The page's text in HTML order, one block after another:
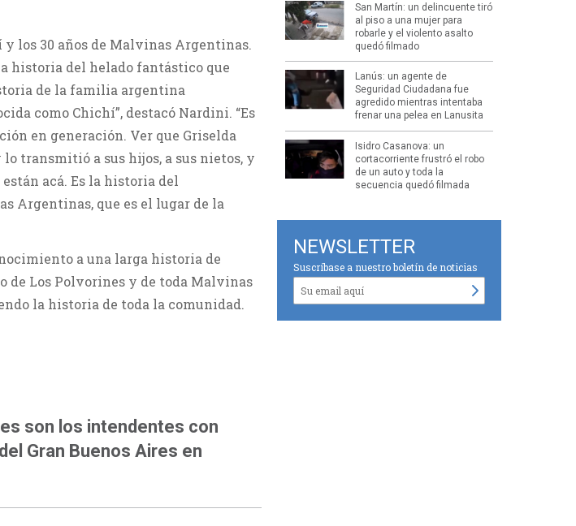
y los 30 años de Malvinas Argentinas.
historia del helado fantástico que
de la familia argentina
como Chichí”, destacó Nardini. “Es
en generación. Ver que Griselda
transmitió a sus hijos, a sus nietos, y
acá. Es la historia del
Argentinas, que es el lugar de la
a una larga historia de
de Los Polvorines y de toda Malvinas
la historia de toda la comunidad.
son los intendentes con
Gran Buenos Aires en
San Martín: un delincuente tiró
al piso a una mujer para
robarle y el violento asalto
quedó filmado
Lanús: un agente de
Seguridad Ciudadana fue
agredido mientras intentaba
frenar una pelea en Lanusita
Isidro Casanova: un
cortacorriente frustró el robo
de un auto y toda la
secuencia quedó filmada
NEWSLETTER
Suscríbase a nuestro boletín de noticias